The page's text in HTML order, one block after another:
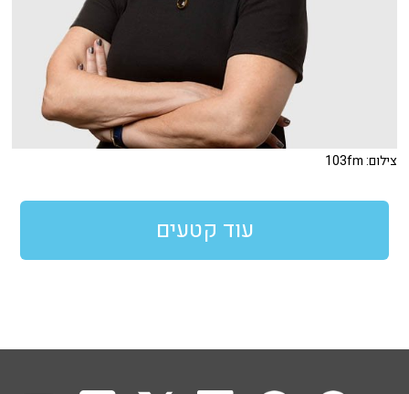
צילום: 103fm
עוד קטעים